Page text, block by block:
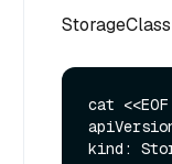
StorageClass
cat
kind: